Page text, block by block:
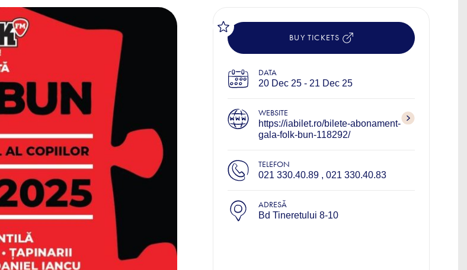
BUY TICKETS
DATA
20 Dec 25 - 21 Dec 25
WEBSITE
https://iabilet.ro/bilete-abonament-
gala-folk-bun-118292/
TELEFON
021 330.40.89 , 021 330.40.83
ADRESĂ
Bd Tineretului 8-10